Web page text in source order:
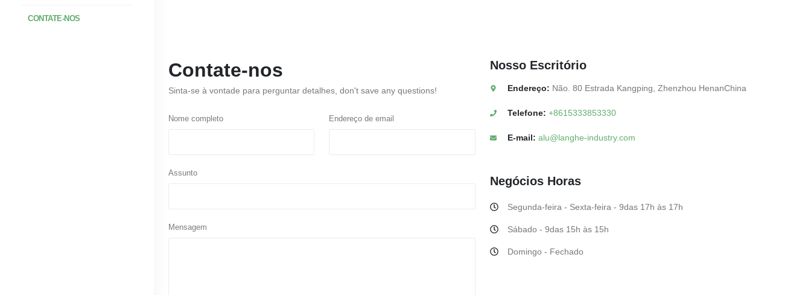
CONTATE-NOS
Contate-nos
Sinta-se à vontade para perguntar detalhes, don't save any questions!
Nome completo Endereço de email
Assunto
Mensagem
Nosso Escritório
Endereço: Não. 80 Estrada Kangping, Zhenzhou HenanChina
Telefone: +8615333853330
E-mail: alu@langhe-industry.com
Negócios Horas
Segunda-feira - Sexta-feira - 9das 17h às 17h
Sábado - 9das 15h às 15h
Domingo - Fechado